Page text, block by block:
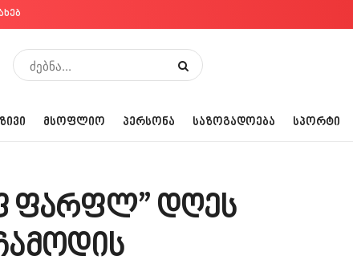
ᲛᲡᲝᲤᲚᲘᲝ ᲞᲔᲠᲡᲝᲜᲐ ᲡᲐᲖᲝᲒᲐᲓᲝᲔᲑᲐ ᲡᲞᲝᲠᲢᲘ
ფარფლ” დღეს